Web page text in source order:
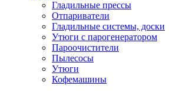
Гладильные прессы
Отпариватели
Гладильные системы, доски
Утюги с парогенератором
Пароочистители
Пылесосы
Утюги
Кофемашины